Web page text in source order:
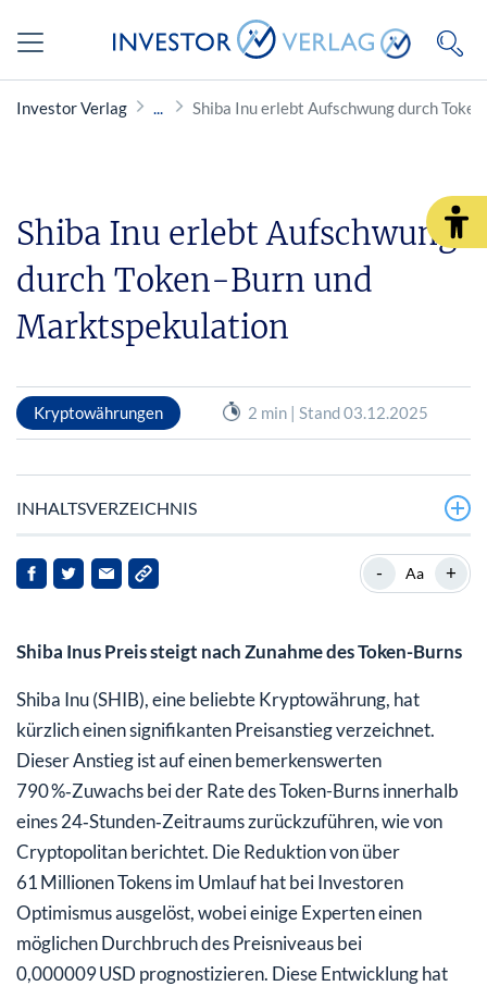
Investor Verlag Shiba Inu erlebt Aufschwung durch
Shiba Inu erlebt Aufschwung
durch Token-Burn und
Marktspekulation
Kryptowährungen 2 min | Stand 03.12.2025
INHALTSVERZEICHNIS
- Aa +
Shiba Inus Preis steigt nach Zunahme des Token-Burns
Shiba Inu (SHIB), eine beliebte Kryptowährung, hat
kürzlich einen signifikanten Preisanstieg verzeichnet.
Dieser Anstieg ist auf einen bemerkenswerten
790 %‑Zuwachs bei der Rate des Token-Burns innerhalb
eines 24‑Stunden‑Zeitraums zurückzuführen, wie von
Cryptopolitan berichtet. Die Reduktion von über
61 Millionen Tokens im Umlauf hat bei Investoren
Optimismus ausgelöst, wobei einige Experten einen
möglichen Durchbruch des Preisniveaus bei
0,000009 USD prognostizieren. Diese Entwicklung hat